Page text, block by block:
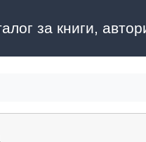
за книги,